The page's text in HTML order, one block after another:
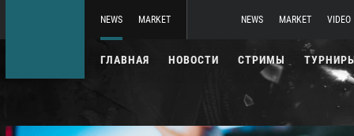
NEWS MARKET NEWS MARKET VIDEO
ГЛАВНАЯ НОВОСТИ СТРИМЫ